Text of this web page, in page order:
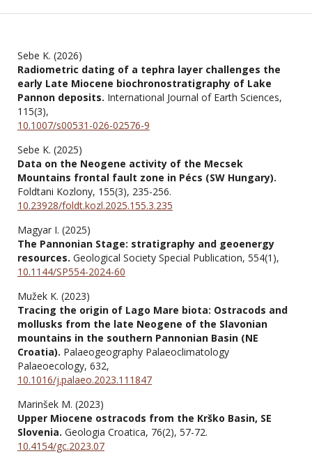
Sebe K. (2026)
Radiometric dating of a tephra layer challenges the
early Late Miocene biochronostratigraphy of Lake
Pannon deposits. International Journal of Earth Sciences,
115(3),
10.1007/s00531-026-02576-9
Sebe K. (2025)
Data on the Neogene activity of the Mecsek
Mountains frontal fault zone in Pécs (SW Hungary).
Foldtani Kozlony, 155(3), 235-256.
10.23928/foldt.kozl.2025.155.3.235
Magyar I. (2025)
The Pannonian Stage: stratigraphy and geoenergy
resources. Geological Society Special Publication, 554(1),
10.1144/SP554-2024-60
Mužek K. (2023)
Tracing the origin of Lago Mare biota: Ostracods and
mollusks from the late Neogene of the Slavonian
mountains in the southern Pannonian Basin (NE
Croatia). Palaeogeography Palaeoclimatology
Palaeoecology, 632,
10.1016/j.palaeo.2023.111847
Marinšek M. (2023)
Upper Miocene ostracods from the Krško Basin, SE
Slovenia. Geologia Croatica, 76(2), 57-72.
10.4154/gc.2023.07